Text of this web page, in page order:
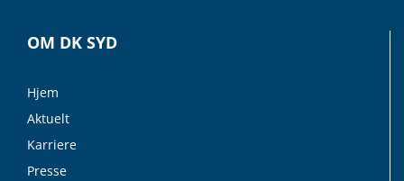
OM DK SYD
Hjem
Aktuelt
Karriere
Presse